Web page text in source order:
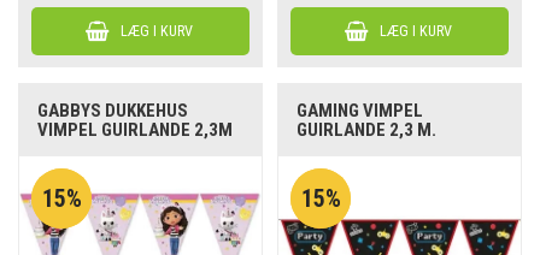
GABBYS DUKKEHUS
VIMPEL GUIRLANDE 2,3M
15%
GAMING VIMPEL
GUIRLANDE 2,3 M.
15%